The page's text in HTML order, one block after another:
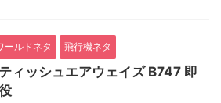
ールドネタ 飛行機ネタ
ィッシュエアウェイズ B747 即